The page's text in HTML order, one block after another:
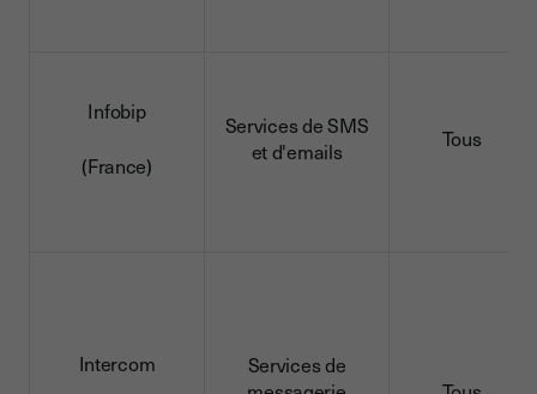
Infobip
(France)
Services de SMS
et d'emails
Tous
Intercom
Services de